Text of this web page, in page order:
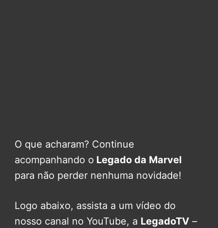
O que acharam? Continue
acompanhando o Legado da Marvel
para não perder nenhuma novidade!
Logo abaixo, assista a um vídeo do
nosso canal no YouTube, a LegadoTV –